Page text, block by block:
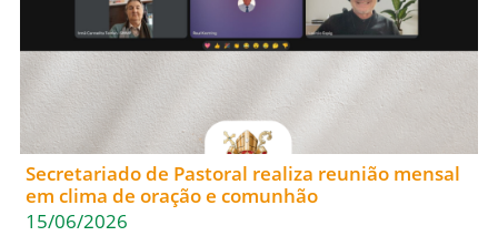
Secretariado de Pastoral realiza reunião mensal
em clima de oração e comunhão
15/06/2026